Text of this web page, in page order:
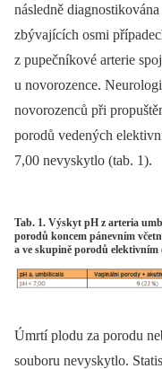
následně
zbývajících osmi
z pupečníkové arterie
u novorozence.
novorozenců při
porodů vedených
7,00 nevyskytlo (tab. 1).
Tab. 1. Výskyt pH z arteria
porodů koncem pánevním
a ve skupině porodů elektivním
Úmrtí plodu za porodu
souboru nevyskytlo.